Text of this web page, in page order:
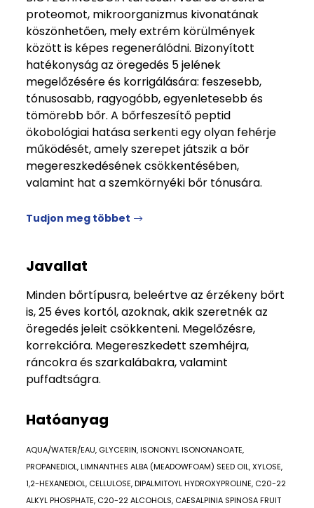
proteomot, mikroorganizmus kivonatának
köszönhetően, mely extrém körülmények
között is képes regenerálódni. Bizonyított
hatékonyság az öregedés 5 jelének
megelőzésére és korrigálására: feszesebb,
tónusosabb, ragyogóbb, egyenletesebb és
tömörebb bőr. A bőrfeszesítő peptid
ökobológiai hatása serkenti egy olyan fehérje
működését, amely szerepet játszik a bőr
megereszkedésének csökkentésében,
valamint hat a szemkörnyéki bőr tónusára.
Tudjon meg többet
Javallat
Minden bőrtípusra, beleértve az érzékeny bőrt
is, 25 éves kortól, azoknak, akik szeretnék az
öregedés jeleit csökkenteni. Megelőzésre,
korrekcióra. Megereszkedett szemhéjra,
ráncokra és szarkalábakra, valamint
puffadtságra.
Hatóanyag
AQUA/WATER/EAU, GLYCERIN, ISONONYL ISONONANOATE,
PROPANEDIOL, LIMNANTHES ALBA (MEADOWFOAM) SEED OIL, XYLOSE,
1,2-HEXANEDIOL, CELLULOSE, DIPALMITOYL HYDROXYPROLINE, C20-22
ALKYL PHOSPHATE, C20-22 ALCOHOLS, CAESALPINIA SPINOSA FRUIT